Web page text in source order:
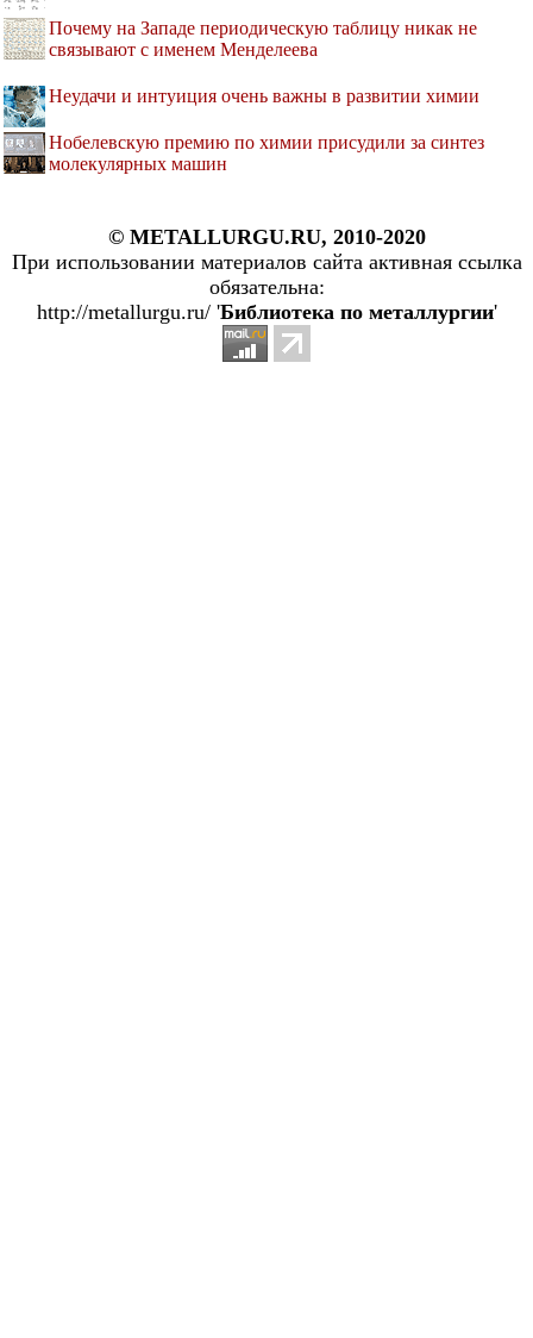
Почему на Западе периодическую таблицу никак не
связывают с именем Менделеева
Неудачи и интуиция очень важны в развитии химии
Нобелевскую премию по химии присудили за синтез
молекулярных машин
© METALLURGU.RU, 2010-2020
При использовании материалов сайта активная ссылка
обязательна:
http://metallurgu.ru/ 'Библиотека по металлургии'